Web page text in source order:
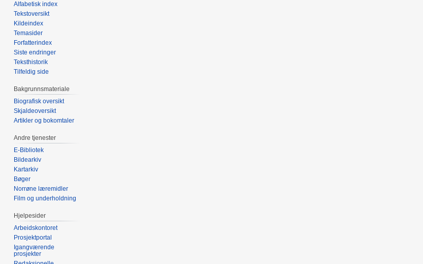
Alfabetisk index
Tekstoversikt
Kildeindex
Temasider
Forfatterindex
Siste endringer
Teksthistorik
Tilfeldig side
Bakgrunnsmateriale
Biografisk oversikt
Skjaldeoversikt
Artikler og bokomtaler
Andre tjenester
E-Bibliotek
Bildearkiv
Kartarkiv
Bøger
Norrøne læremidler
Film og underholdning
Hjelpesider
Arbeidskontoret
Prosjektportal
Igangværende
prosjekter